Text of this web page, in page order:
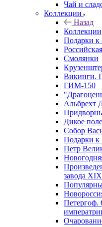
Чай и
Коллекции
Назад
Коллекции
Подарки к
Смолянки
Викинги.
ГИМ-150
Альбрехт
Дикое
Собор
Подарки к
Петр
завода
Петергоф.